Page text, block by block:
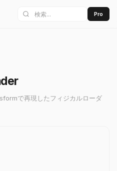
Pro
で再現したフィジカルローダ